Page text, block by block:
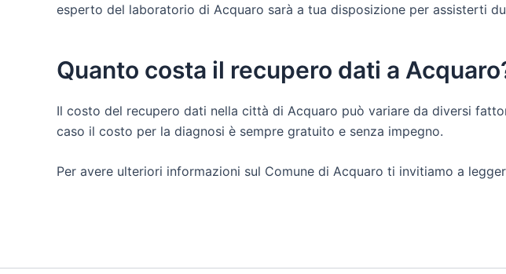
esperto del laboratorio di Acquaro sarà a tua disposizione per assisterti
Quanto costa il recupero dati a
Il costo del recupero dati nella città di Acquaro può variare da diversi
caso il costo per la diagnosi è sempre gratuito e senza impegno.
Per avere ulteriori informazioni sul Comune di Acquaro ti invitiamo a